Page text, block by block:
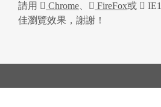
請用
Chrome FireFox或
佳瀏覽效果，謝謝！